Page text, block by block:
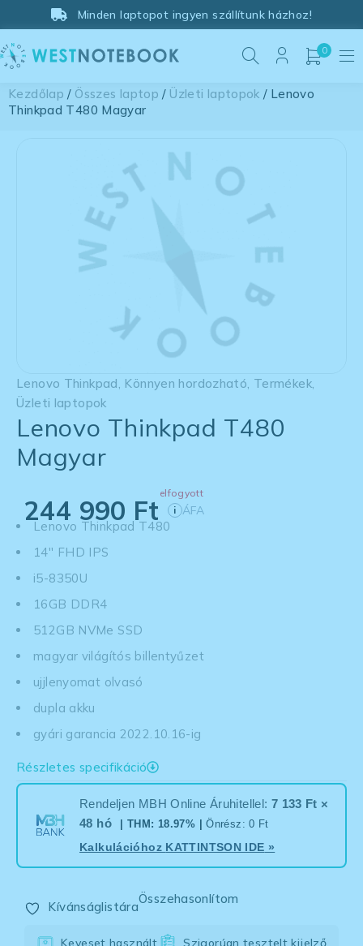
Minden laptopot ingyen szállítunk házhoz!
0
Kezdőlap / Összes laptop / Üzleti laptopok / Lenovo
Thinkpad T480 Magyar
Lenovo Thinkpad Könnyen hordozható Termékek,
Üzleti laptopok
Lenovo Thinkpad T480
Magyar
elfogyott
244 990 Ft i ÁFA
Lenovo Thinkpad T480
14'' FHD IPS
i5-8350U
16GB DDR4
512GB NVMe SSD
magyar világítós billentyűzet
ujjlenyomat olvasó
dupla akku
gyári garancia 2022.10.16-ig
Részletes specifikáció
Rendeljen MBH Online Áruhitellel: 7 133 Ft ×
48 hó
| THM: 18.97% |Önrész: 0 Ft
Kalkulációhoz KATTINTSON IDE »
Kívánságlistára
Összehasonlítom
Keveset használt
Szigorúan tesztelt kijelző